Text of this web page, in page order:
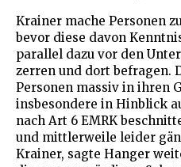
Krainer mache Personen
bevor diese davon
parallel dazu vor den
zerren und dort befragen.
Personen massiv in ihren
insbesondere in Hinblick
nach Art 6 EMRK
und mittlerweile leider
Krainer, sagte Hanger